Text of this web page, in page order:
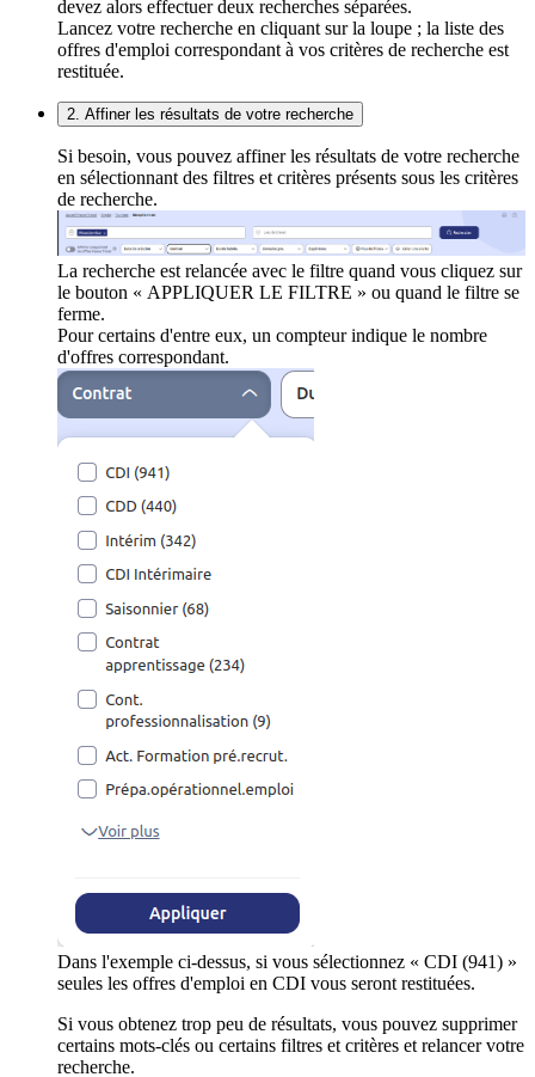
devez alors effectuer deux recherches séparées.
Lancez votre recherche en cliquant sur la loupe ; la liste des
offres d'emploi correspondant à vos critères de recherche est
restituée.
2. Affiner les résultats de votre recherche
Si besoin, vous pouvez affiner les résultats de votre recherche
en sélectionnant des filtres et critères présents sous les critères
de recherche.
La recherche est relancée avec le filtre quand vous cliquez sur
le bouton « APPLIQUER LE FILTRE » ou quand le filtre se
ferme.
Pour certains d'entre eux, un compteur indique le nombre
d'offres correspondant.
Dans l'exemple ci-dessus, si vous sélectionnez « CDI (941) »
seules les offres d'emploi en CDI vous seront restituées.
Si vous obtenez trop peu de résultats, vous pouvez supprimer
certains mots-clés ou certains filtres et critères et relancer votre
recherche.